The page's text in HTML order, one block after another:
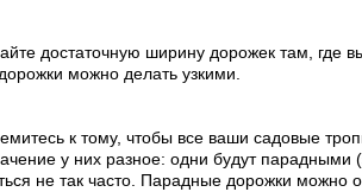
достаточную ширину дорожек там, где
можно делать узкими.
к тому, чтобы все ваши садовые
у них разное: одни будут
не так часто. Парадные дорожки